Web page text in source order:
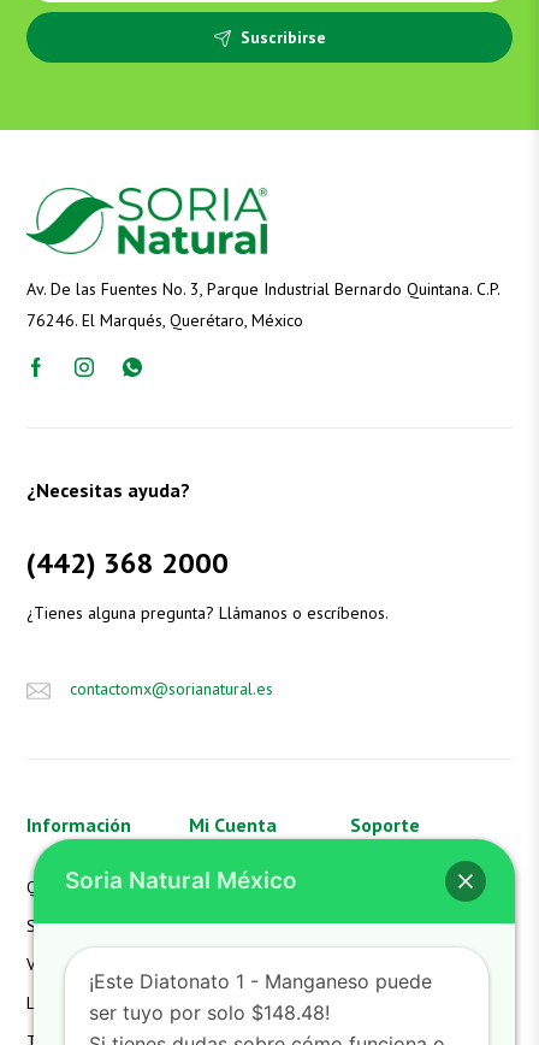
Suscribirse
Av. De las Fuentes No. 3, Parque Industrial Bernardo Quintana. C.P.
76246. El Marqués, Querétaro, México
¿Necesitas ayuda?
(442) 368 2000
¿Tienes alguna pregunta? Llámanos o escríbenos.
contactomx@sorianatural.es
Información
Quienes Somos
SN México
Valores
Laboratorio
Mi Cuenta
Mi Cuenta
Mis Pedidos
Devoluciones
Soporte
Aviso de Privacidad
FAQS
Soria Natural México
¡Este Diatonato 1 - Manganeso puede
ser tuyo por solo $148.48!